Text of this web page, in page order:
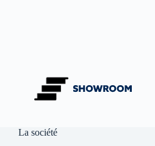
La société